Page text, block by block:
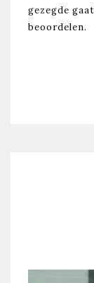
gezegde
beoordelen.